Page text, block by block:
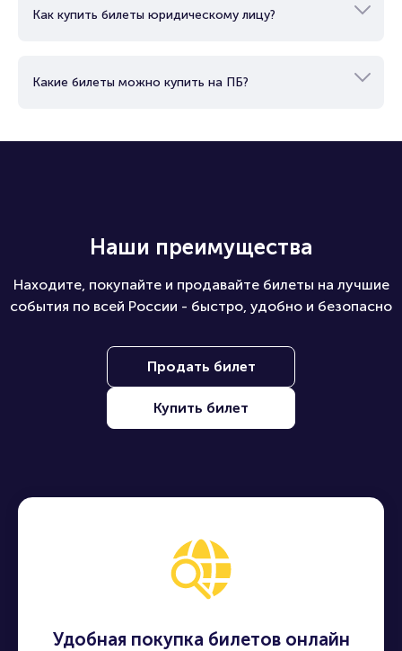
Как купить билеты юридическому лицу?
Какие билеты можно купить на ПБ?
Наши преимущества
Находите, покупайте и продавайте билеты на лучшие
события по всей России - быстро, удобно и безопасно
Продать билет
Купить билет
Удобная покупка билетов онлайн